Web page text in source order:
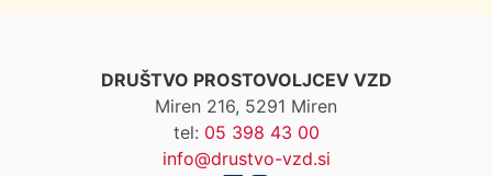
DRUŠTVO PROSTOVOLJCEV VZD
Miren 216, 5291 Miren
tel: 05 398 43 00
info@drustvo-vzd.si